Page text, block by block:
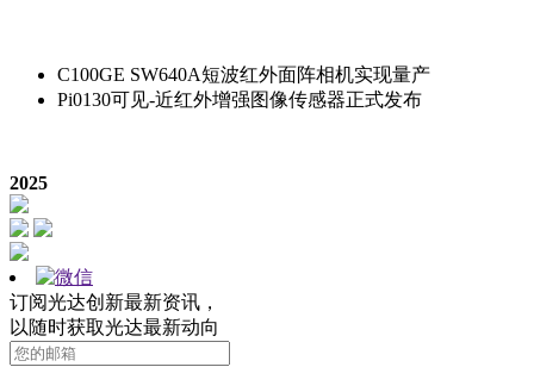
C100GE SW640A短波红外面阵相机实现量产
Pi0130可见-近红外增强图像传感器正式发布
2025
订阅光达创新最新资讯，
以随时获取光达最新动向